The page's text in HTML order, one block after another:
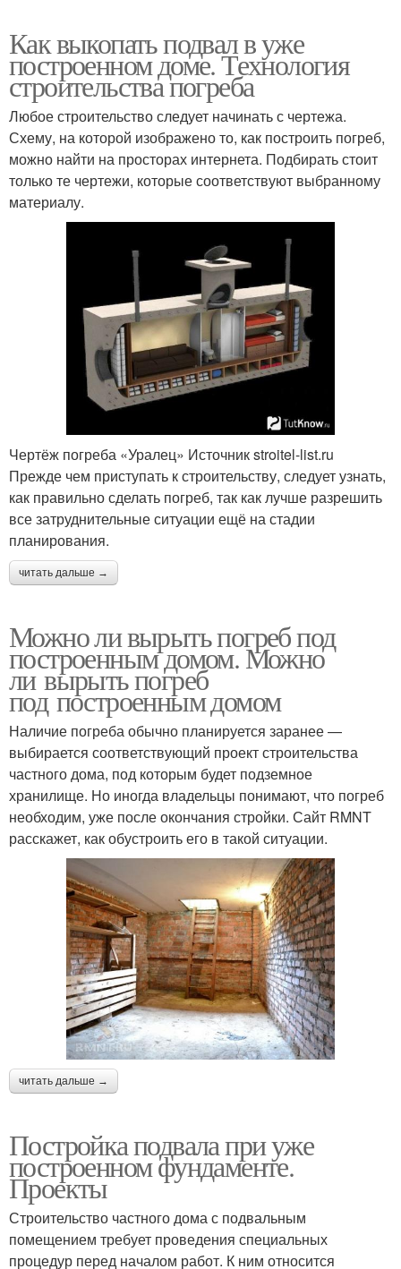
Как выкопать подвал в уже
построенном доме. Технология
строительства погреба
Любое строительство следует начинать с чертежа.
Схему, на которой изображено то, как построить погреб,
можно найти на просторах интернета. Подбирать стоит
только те чертежи, которые соответствуют выбранному
материалу.
Чертёж погреба «Уралец» Источник stroitel-list.ru
Прежде чем приступать к строительству, следует узнать,
как правильно сделать погреб, так как лучше разрешить
все затруднительные ситуации ещё на стадии
планирования.
читать дальше →
Можно ли вырыть погреб под
построенным домом. Можно
ли вырыть погреб
под построенным домом
Наличие погреба обычно планируется заранее —
выбирается соответствующий проект строительства
частного дома, под которым будет подземное
хранилище. Но иногда владельцы понимают, что погреб
необходим, уже после окончания стройки. Сайт RMNT
расскажет, как обустроить его в такой ситуации.
читать дальше →
Постройка подвала при уже
построенном фундаменте.
Проекты
Строительство частного дома с подвальным
помещением требует проведения специальных
процедур перед началом работ. К ним относится